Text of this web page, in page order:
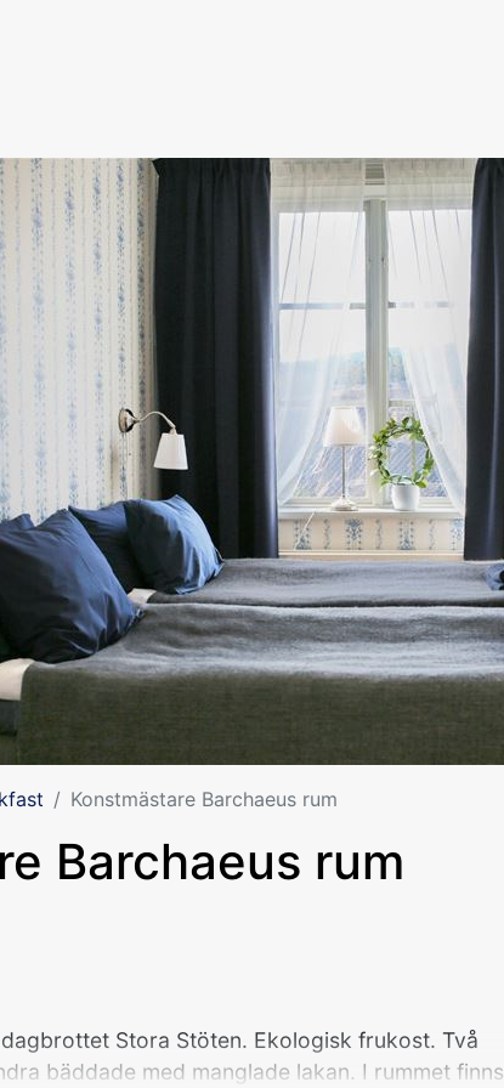
Konstmästare Barchaeus rum
Barchaeus rum
Stora Stöten. Ekologisk frukost. Två
bäddade med manglade lakan. I rummet finns